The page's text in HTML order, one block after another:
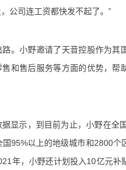
公司连工资都快发不起了。”
。小野邀请了天音控股作为其
和售后服务等方面的优势，帮
显示，到目前为止，小野在全
95%以上的地级城市和2800个
年，小野还计划投入10亿元补